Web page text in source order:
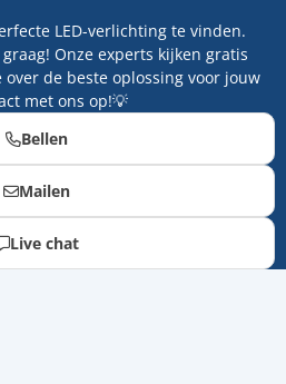
LED-verlichting te vinden.
Onze experts kijken gratis
de beste oplossing voor jouw
met ons op!💡
Bellen
Mailen
Live chat